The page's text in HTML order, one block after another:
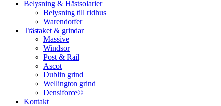
Belysning & Hästsolarier
Belysning till ridhus
Warendorfer
Trästaket & grindar
Massive
Windsor
Post & Rail
Ascot
Dublin grind
Wellington grind
Densiforce©
Kontakt